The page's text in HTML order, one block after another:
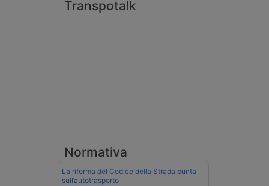
Transpotalk
Normativa
La riforma del Codice della Strada punta
sull’autotrasporto